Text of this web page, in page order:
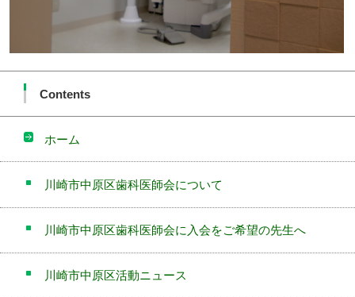
Contents
ホーム
川崎市中原区歯科医師会について
川崎市中原区歯科医師会に入会をご希望の先生へ
川崎市中原区活動ニュース